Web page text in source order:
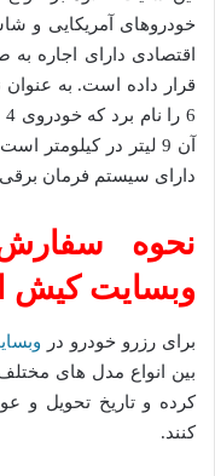
خودروهای آمریکایی و
اقتصادی دارای اجاره
قرار داده است. به عنوان
آن 9 لیتر در کیلومتر
دارای سیستم فرمان
نحوه
وبسایت کیش
برای رزرو خودرو در
بین انواع مدل های
کرده و تاریخ تحویل
کنند.